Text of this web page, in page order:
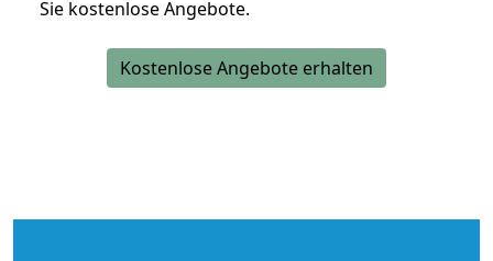
Sie kostenlose Angebote.
Kostenlose Angebote erhalten